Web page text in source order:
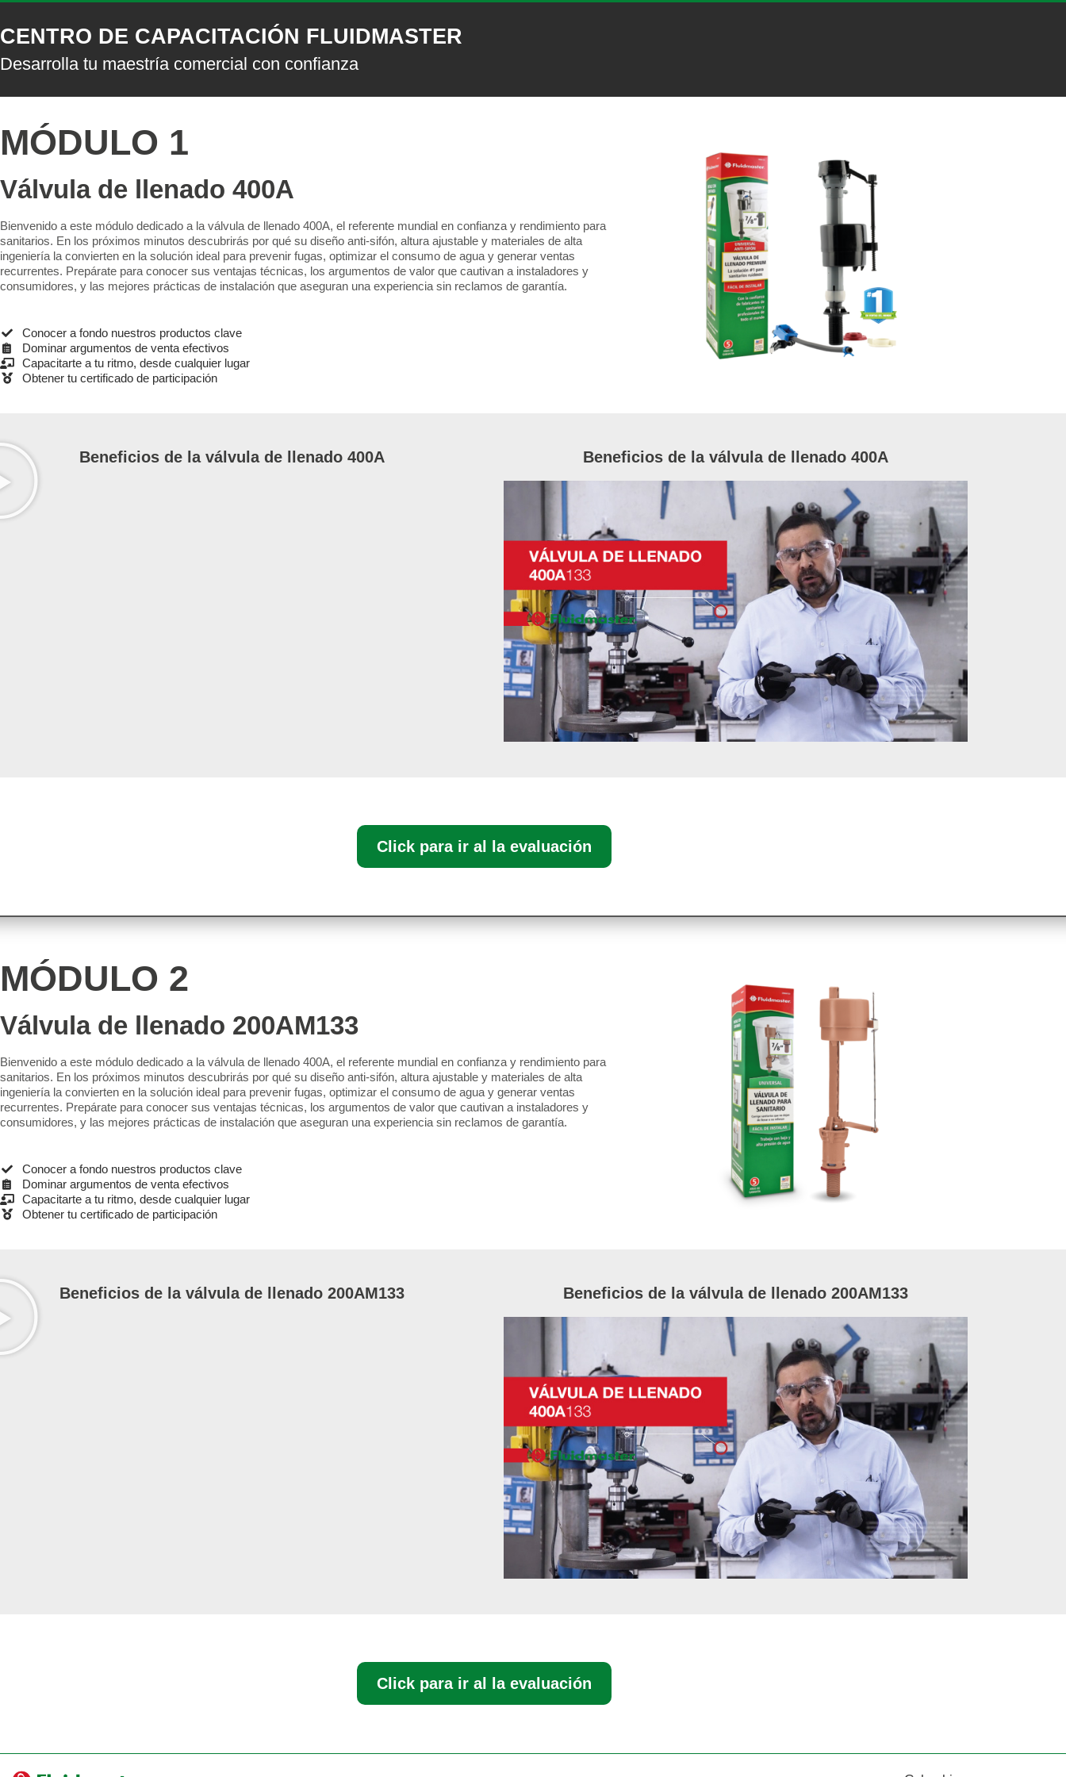
CENTRO DE CAPACITACIÓN FLUIDMASTER
Desarrolla tu maestría comercial con confianza
MÓDULO 1
Válvula de llenado 400A
Bienvenido a este módulo dedicado a la válvula de llenado 400A, el referente mundial en confianza y rendimiento para
sanitarios. En los próximos minutos descubrirás por qué su diseño anti-sifón, altura ajustable y materiales de alta
ingeniería la convierten en la solución ideal para prevenir fugas, optimizar el consumo de agua y generar ventas
recurrentes. Prepárate para conocer sus ventajas técnicas, los argumentos de valor que cautivan a instaladores y
consumidores, y las mejores prácticas de instalación que aseguran una experiencia sin reclamos de garantía.
Conocer a fondo nuestros productos clave
Dominar argumentos de venta efectivos
Capacitarte a tu ritmo, desde cualquier lugar
Obtener tu certificado de participación
Beneficios de la válvula de llenado 400A Beneficios de la válvula de llenado 400A
Click para ir al la evaluación
MÓDULO 2
Válvula de llenado 200AM133
Bienvenido a este módulo dedicado a la válvula de llenado 400A, el referente mundial en confianza y rendimiento para
sanitarios. En los próximos minutos descubrirás por qué su diseño anti-sifón, altura ajustable y materiales de alta
ingeniería la convierten en la solución ideal para prevenir fugas, optimizar el consumo de agua y generar ventas
recurrentes. Prepárate para conocer sus ventajas técnicas, los argumentos de valor que cautivan a instaladores y
consumidores, y las mejores prácticas de instalación que aseguran una experiencia sin reclamos de garantía.
Conocer a fondo nuestros productos clave
Dominar argumentos de venta efectivos
Capacitarte a tu ritmo, desde cualquier lugar
Obtener tu certificado de participación
Beneficios de la válvula de llenado 200AM133 Beneficios de la válvula de llenado 200AM133
Click para ir al la evaluación